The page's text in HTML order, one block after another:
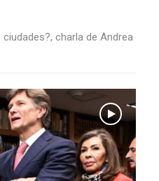
charla de Andrea